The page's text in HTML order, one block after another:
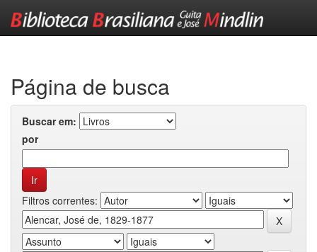
Página de busca
Buscar em:
por
Filtros correntes: